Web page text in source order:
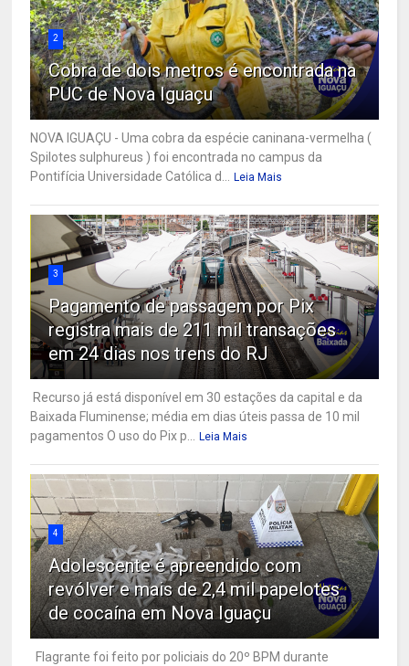
2
Cobra de dois metros é encontrada na
PUC de Nova Iguaçu
NOVA IGUAÇU - Uma cobra da espécie caninana-vermelha (
Spilotes sulphureus ) foi encontrada no campus da
Pontifícia Universidade Católica d...
Leia Mais
3
Pagamento de passagem por Pix
registra mais de 211 mil transações
em 24 dias nos trens do RJ
Recurso já está disponível em 30 estações da capital e da
Baixada Fluminense; média em dias úteis passa de 10 mil
pagamentos O uso do Pix p...
Leia Mais
4
Adolescente é apreendido com
revólver e mais de 2,4 mil papelotes
de cocaína em Nova Iguaçu
Flagrante foi feito por policiais do 20º BPM durante